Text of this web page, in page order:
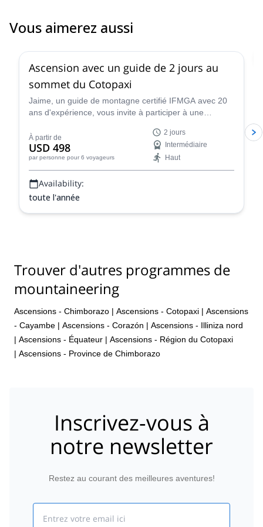
Vous aimerez aussi
Ascension avec un guide de 2 jours au
sommet du Cotopaxi
Jaime, un guide de montagne certifié IFMGA avec 20
ans d'expérience, vous invite à participer à une
Cotopaxi.
À partir de
USD 498
par personne pour 6 voyageurs
2 jours
Intermédiaire
Haut
Availability:
toute l'année
Trouver d'autres programmes de
mountaineering
Ascensions - Chimborazo | Ascensions - Cotopaxi | Ascensions
- Cayambe | Ascensions - Corazón | Ascensions - Illiniza nord
| Ascensions - Équateur | Ascensions - Région du Cotopaxi
| Ascensions - Province de Chimborazo
Inscrivez-vous à
notre newsletter
Restez au courant des meilleures aventures!